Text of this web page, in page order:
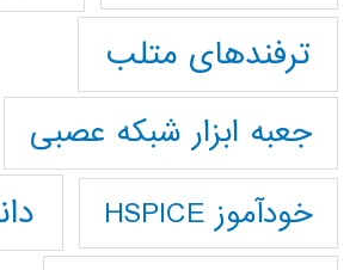
ترفندهای متلب
جعبه ابزار شبکه عصبی
خودآموز HSPICE